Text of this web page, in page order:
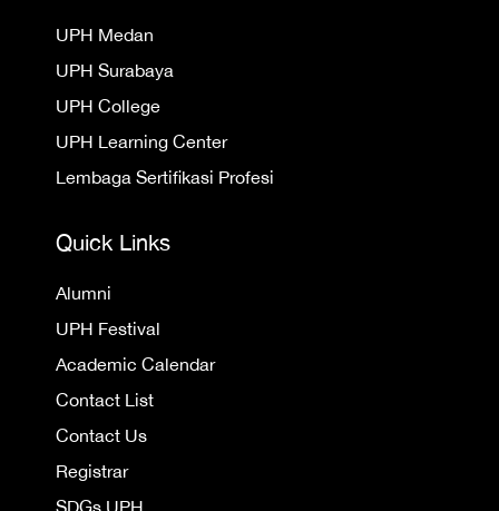
UPH Medan
UPH Surabaya
UPH College
UPH Learning Center
Lembaga Sertifikasi Profesi
Quick Links
Alumni
UPH Festival
Academic Calendar
Contact List
Contact Us
Registrar
SDGs UPH